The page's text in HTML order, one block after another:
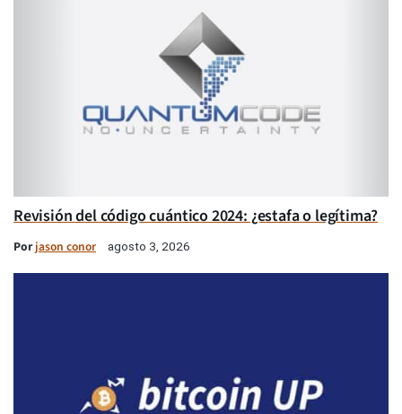
Revisión del código cuántico 2024: ¿estafa o legítima?
Porjason conor agosto 3, 2026